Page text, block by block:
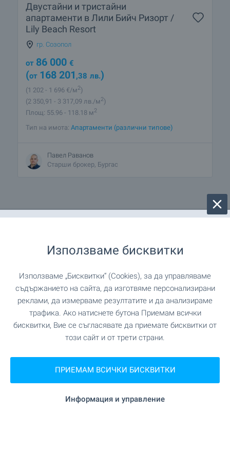
Двустайни и тристайни
апартаменти в Лили Бийч Ризорт /
Lily Beach Resort
гр. Созопол
от 86 000 €
(от 168 201 ,38 лв.)
(1 202 - 1 696 €/м2)
(2 350,91 - 3 317,09 лв./м2)
Площ: 55.96 - 118.18 м2
Тип на имота: Апартаменти (различни типове)
Павел Раванов
Старши брокер, Бургас
Central Park - уникален
комплекс в София, кв.
Банишора. Налични
Използваме бисквитки
Използваме „Бисквитки“ (Cookies), за да управляваме
съдържанието на сайта, да изготвяме персонализирани
реклами, да измерваме резултатите и да анализираме
трафика. Ако натиснете бутона Приемам всички
бисквитки, Вие се съгласявате да приемате бисквитки от
този сайт и от трети страни.
ПРИЕМАМ ВСИЧКИ БИСКВИТКИ
Информация и управление